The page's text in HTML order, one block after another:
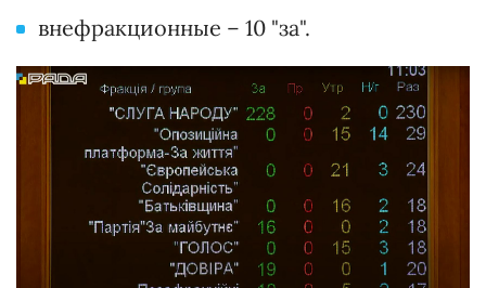
внефракционные – 10 "за".